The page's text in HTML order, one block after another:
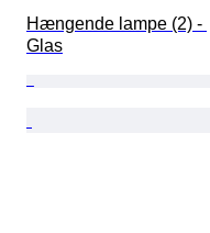
Hængende lampe (2) -
Glas